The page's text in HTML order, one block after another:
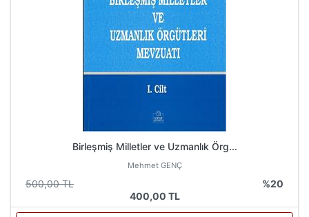
Birleşmiş Milletler ve Uzmanlık Örg...
Mehmet GENÇ
500,00 TL
%20
400,00 TL